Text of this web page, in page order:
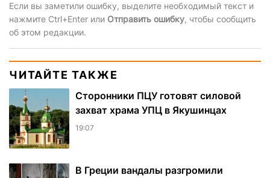
Если вы заметили ошибку, выделите необходимый текст и
нажмите Ctrl+Enter или Отправить ошибку, чтобы сообщить
об этом редакции.
ЧИТАЙТЕ ТАКЖЕ
Сторонники ПЦУ готовят силовой
захват храма УПЦ в Якушинцах
19:07
В Греции вандалы разгромили